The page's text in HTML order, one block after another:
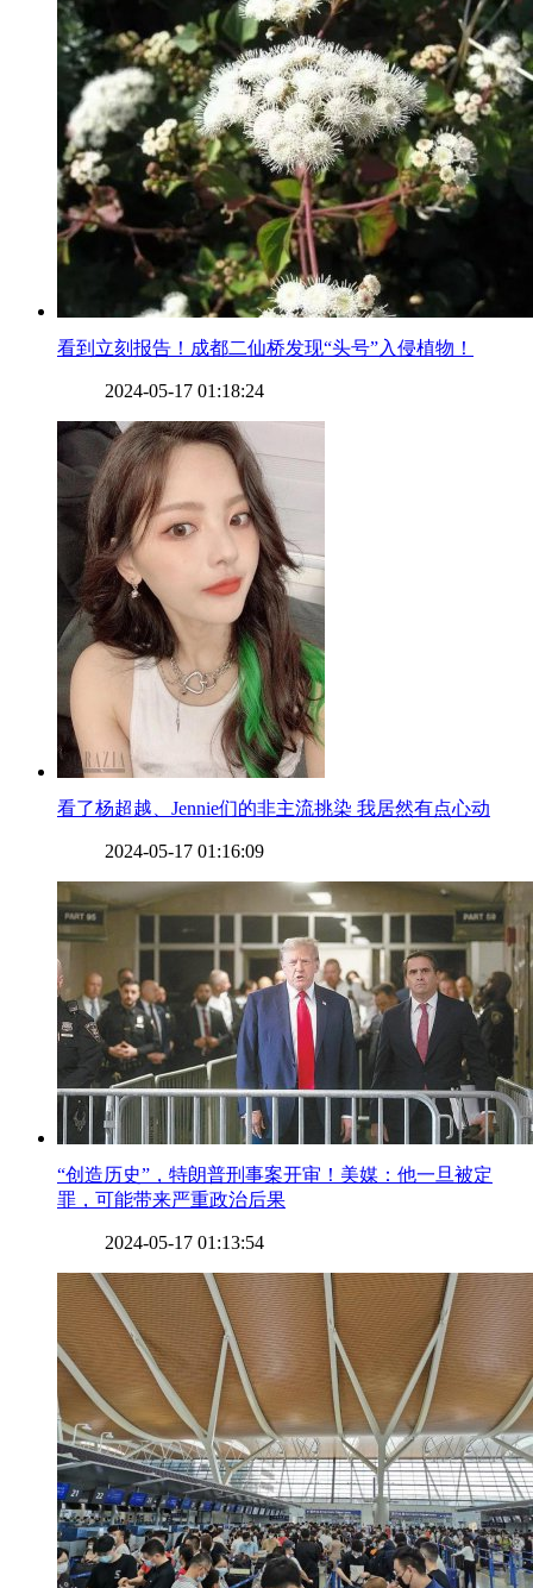
​看到立刻报告！成都二仙桥发现“头号”入侵植物！
2024-05-17 01:18:24
​看了杨超越、Jennie们的非主流挑染 我居然有点心动
2024-05-17 01:16:09
​“创造历史”，特朗普刑事案开审！美媒：他一旦被定
罪，可能带来严重政治后果
2024-05-17 01:13:54